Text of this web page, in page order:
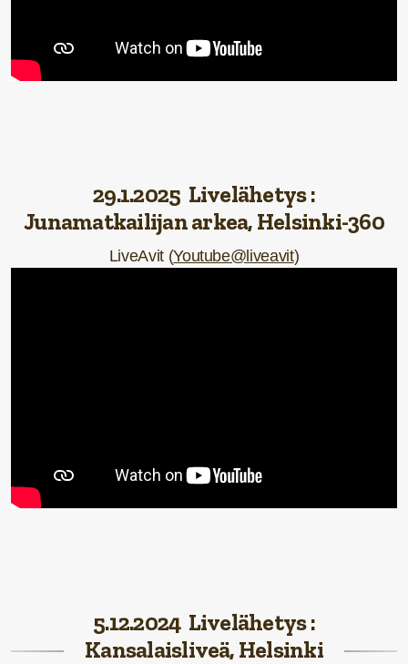
29.1.2025 Livelähetys :
Junamatkailijan arkea, Helsinki-360
LiveAvit (Youtube@liveavit)
5.12.2024 Livelähetys :
Kansalaisliveä, Helsinki